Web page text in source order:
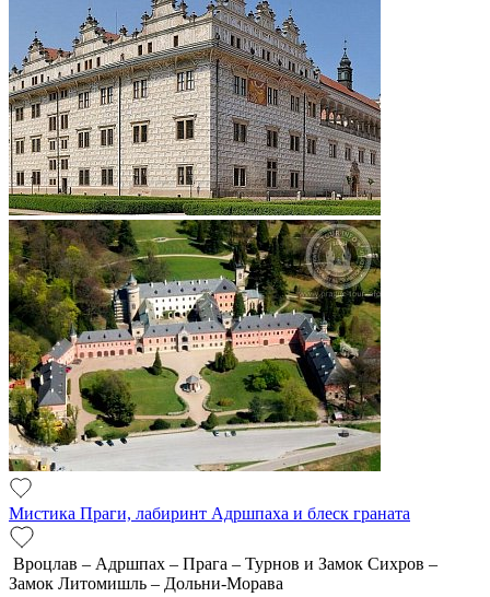
Мистика Праги, лабиринт Адршпаха и блеск граната
Вроцлав – Адршпах – Прага – Турнов и Замок Сихров –
Замок Литомишль – Дольни-Морава